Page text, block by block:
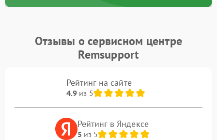
Отзывы о сервисном центре
Remsupport
Рейтинг на сайте
4.9из 5
Рейтинг в Яндексе
5 из 5